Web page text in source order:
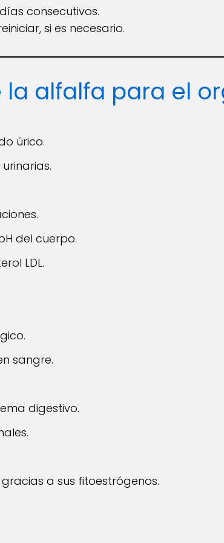
consecutivos.
si es necesario.
la alfalfa para el
úrico.
del cuerpo.
LDL.
sangre.
digestivo.
a sus fitoestrógenos.